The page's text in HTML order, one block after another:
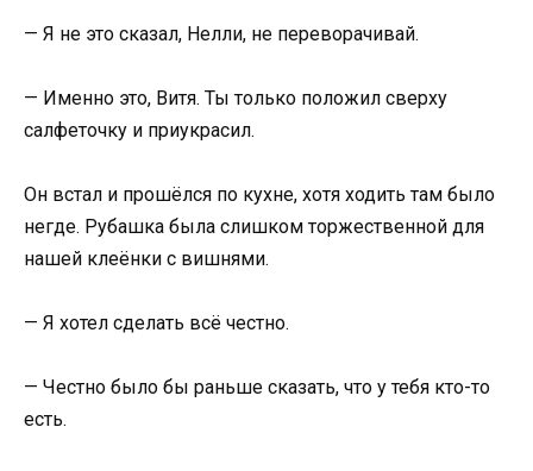
— Я не это сказал, Нелли, не переворачивай.
— Именно это, Витя. Ты только положил сверху
салфеточку и приукрасил.
Он встал и прошёлся по кухне, хотя ходить там было
негде. Рубашка была слишком торжественной для
нашей клеёнки с вишнями.
— Я хотел сделать всё честно.
— Честно было бы раньше сказать, что у тебя кто-то
есть.